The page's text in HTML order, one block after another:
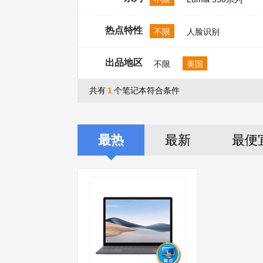
热点特性 不限 人脸识别
出品地区 不限 美国
共有 1个笔记本符合条件
最热 最新 最便